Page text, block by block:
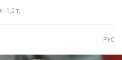
1,0 т.
РУС